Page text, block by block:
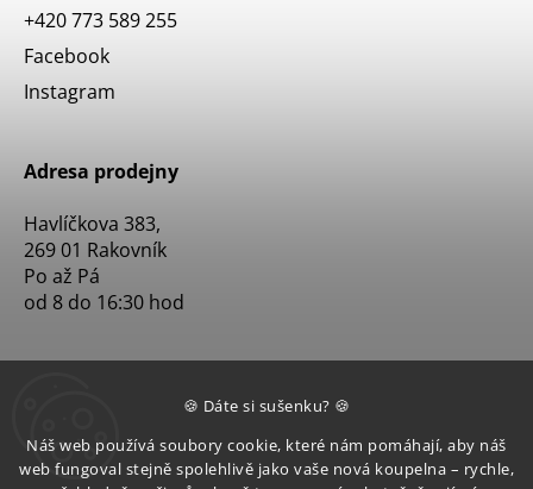
🍪 Dáte si sušenku? 🍪
Náš web používá soubory cookie, které nám pomáhají, aby náš
web fungoval stejně spolehlivě jako vaše nová koupelna – rychle,
+420 773 589 255
Facebook
Instagram
Adresa prodejny
Havlíčkova 383,
269 01 Rakovník
Po až Pá
od 8 do 16:30 hod